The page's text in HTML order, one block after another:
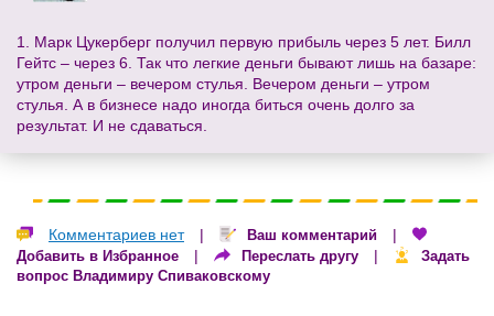
1. Марк Цукерберг получил первую прибыль через 5 лет. Билл
Гейтс – через 6. Так что легкие деньги бывают лишь на базаре:
утром деньги – вечером стулья. Вечером деньги – утром
стулья. А в бизнесе надо иногда биться очень долго за
результат. И не сдаваться.
Комментариев нет | Ваш комментарий |
Добавить в Избранное | Переслать другу |
Задать
вопрос Владимиру Спиваковскому